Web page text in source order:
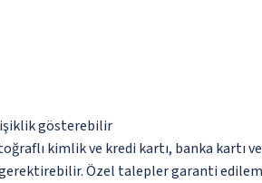
gösterebilir
kimlik ve kredi kartı, banka kartı
gerektirebilir. Özel talepler garanti